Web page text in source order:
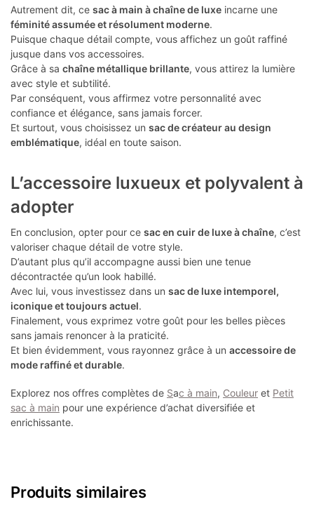
Autrement dit, ce sac à main à chaîne de luxe incarne une
féminité assumée et résolument moderne.
Puisque chaque détail compte, vous affichez un goût raffiné
jusque dans vos accessoires.
Grâce à sa chaîne métallique brillante, vous attirez la lumière
avec style et subtilité.
Par conséquent, vous affirmez votre personnalité avec
confiance et élégance, sans jamais forcer.
Et surtout, vous choisissez un sac de créateur au design
emblématique, idéal en toute saison.
L’accessoire luxueux et polyvalent à
adopter
En conclusion, opter pour ce sac en cuir de luxe à chaîne, c’est
valoriser chaque détail de votre style.
D’autant plus qu’il accompagne aussi bien une tenue
décontractée qu’un look habillé.
Avec lui, vous investissez dans un sac de luxe intemporel,
iconique et toujours actuel.
Finalement, vous exprimez votre goût pour les belles pièces
sans jamais renoncer à la praticité.
Et bien évidemment, vous rayonnez grâce à un accessoire de
mode raffiné et durable.
Explorez nos offres complètes de Sac à main, Couleur et Petit
sac à main pour une expérience d’achat diversifiée et
enrichissante.
Produits similaires